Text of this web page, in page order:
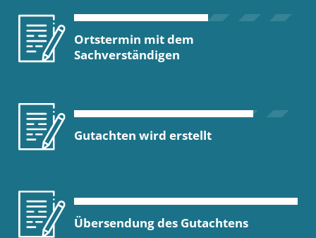
Ortstermin mit dem
Sachverständigen
Gutachten wird erstellt
Übersendung des Gutachtens